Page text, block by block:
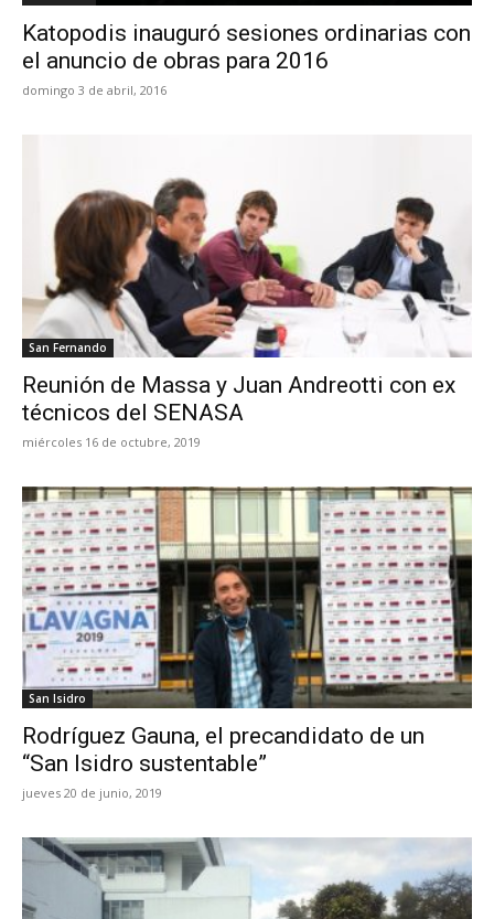
Katopodis inauguró sesiones ordinarias con
el anuncio de obras para 2016
domingo 3 de abril, 2016
San Fernando
Reunión de Massa y Juan Andreotti con ex
técnicos del SENASA
miércoles 16 de octubre, 2019
San Isidro
Rodríguez Gauna, el precandidato de un
“San Isidro sustentable”
jueves 20 de junio, 2019